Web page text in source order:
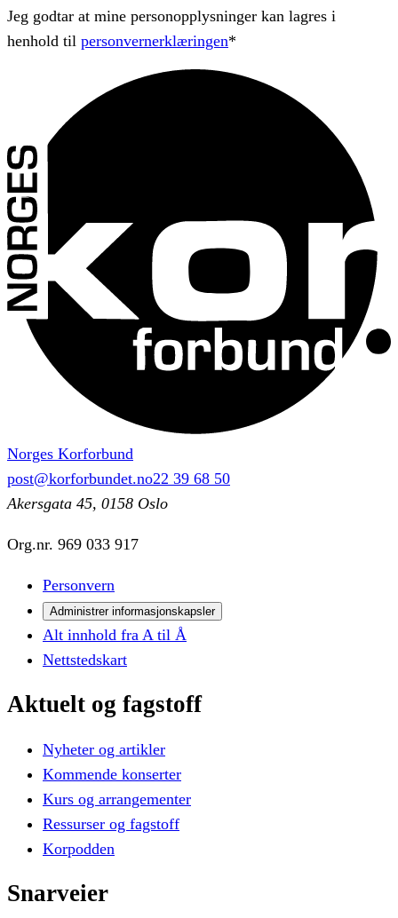
Jeg godtar at mine personopplysninger kan lagres i
henhold til personvernerklæringen*
Norges Korforbund
post@korforbundet.no22 39 68 50
Akersgata 45, 0158 Oslo
Org.nr. 969 033 917
Personvern
Administrer informasjonskapsler
Alt innhold fra A til Å
Nettstedskart
Aktuelt og fagstoff
Nyheter og artikler
Kommende konserter
Kurs og arrangementer
Ressurser og fagstoff
Korpodden
Snarveier